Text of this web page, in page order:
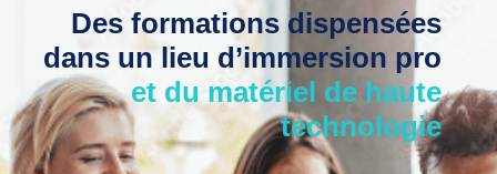
Des formations dispensées
dans un lieu d’immersion pro
et du matériel de haute
technologie